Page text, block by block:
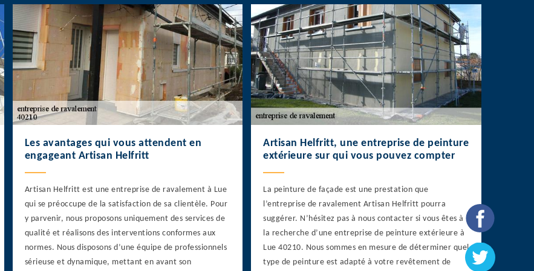
Les avantages qui vous attendent en
engageant Artisan Helfritt
Artisan Helfritt est une entreprise de ravalement à Lue
qui se préoccupe de la satisfaction de sa clientèle. Pour
y parvenir, nous proposons uniquement des services de
qualité et réalisons des interventions conformes aux
normes. Nous disposons d’une équipe de professionnels
sérieuse et dynamique, mettant en avant son
Artisan Helfritt, une entreprise de peinture
extérieure sur qui vous pouvez compter
La peinture de façade est une prestation que
l’entreprise de ravalement Artisan Helfritt pourra
suggérer. N’hésitez pas à nous contacter si vous êtes à
la recherche d’une entreprise de peinture extérieure à
Lue 40210. Nous sommes en mesure de déterminer quel
type de peinture est adapté à votre revêtement de